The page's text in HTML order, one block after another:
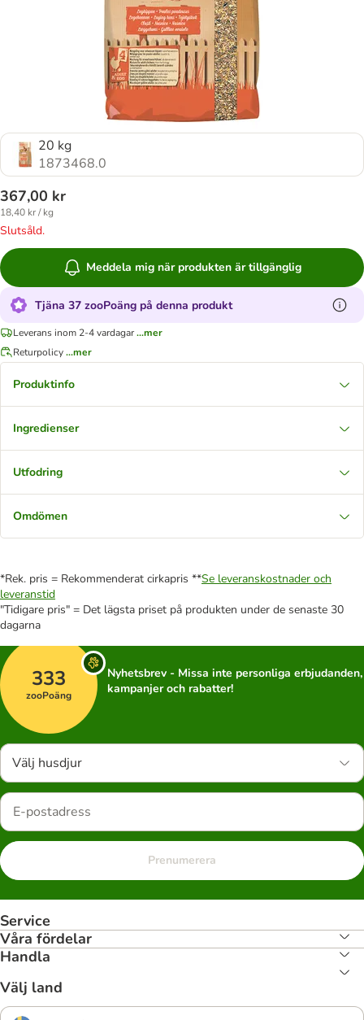
20 kg
1873468.0
367,00 kr
18,40 kr / kg
Slutsåld.
Meddela mig när produkten är tillgänglig
Tjäna 37 zooPoäng på denna produkt
Leverans inom 2-4 vardagar...mer
Returpolicy...mer
Produktinfo
Ingredienser
Utfodring
Omdömen
*Rek. pris = Rekommenderat cirkapris **Se leveranskostnader och
leveranstid
"Tidigare pris" = Det lägsta priset på produkten under de senaste 30
dagarna
333
zooPoäng
Nyhetsbrev - Missa inte personliga erbjudanden,
kampanjer och rabatter!
Välj husdjur
Prenumerera
Service
Våra fördelar
Handla
Välj land